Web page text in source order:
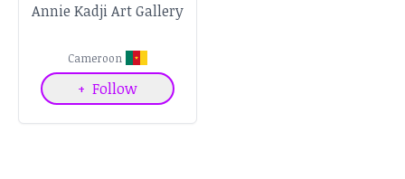
Annie Kadji Art Gallery
Cameroon
+ Follow